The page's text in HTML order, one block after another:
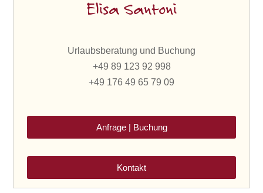
Elisa Santoni
Urlaubsberatung und Buchung
+49 89 123 92 998
+49 176 49 65 79 09
Anfrage | Buchung
Kontakt